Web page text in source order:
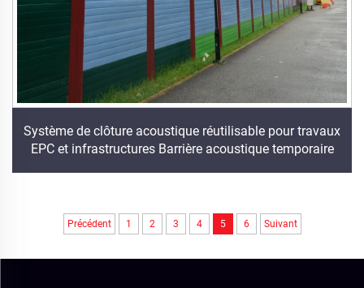
Système de clôture acoustique réutilisable pour travaux
EPC et infrastructures Barrière acoustique temporaire
Précédent 1 2 3 4 5 6 Suivant